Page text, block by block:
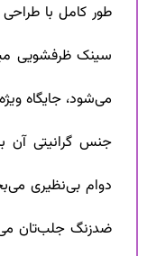
طور کامل با
سینک ظرفشویی
می‌شود، جایگاه
جنس گرانیتی آن
دوام بی‌نظیری
ضدزنگ جلب‌تان